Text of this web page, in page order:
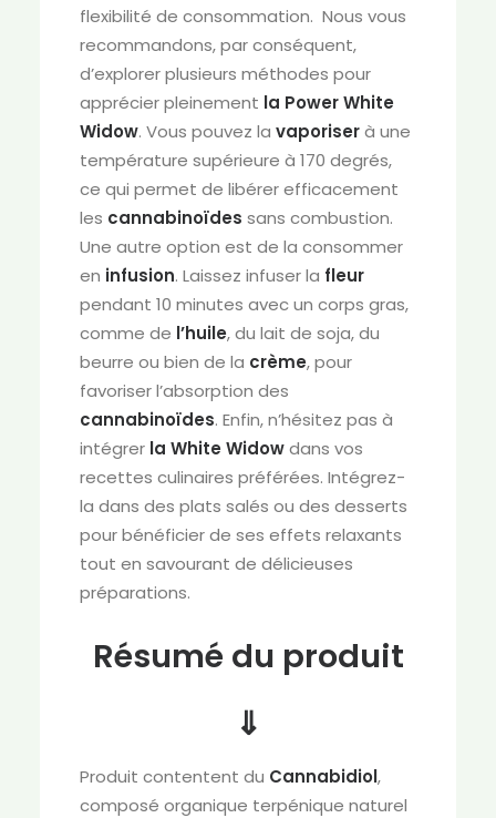
flexibilité de consommation. Nous vous
recommandons, par conséquent,
d’explorer plusieurs méthodes pour
apprécier pleinement la Power White
Widow. Vous pouvez la vaporiserà une
température supérieure à 170 degrés,
ce qui permet de libérer efficacement
les cannabinoïdes sans combustion.
Une autre option est de la consommer
en infusion. Laissez infuser la fleur
pendant 10 minutes avec un corps gras,
comme de l’huile, du lait de soja, du
beurre ou bien de la crème, pour
favoriser l’absorption des
cannabinoïdes. Enfin, n’hésitez pas à
intégrer la White Widowdans vos
recettes culinaires préférées. Intégrez-
la dans des plats salés ou des desserts
pour bénéficier de ses effets relaxants
tout en savourant de délicieuses
préparations.
Résumé du produit
⇓
Produit contentent du Cannabidiol,
composé organique terpénique naturel